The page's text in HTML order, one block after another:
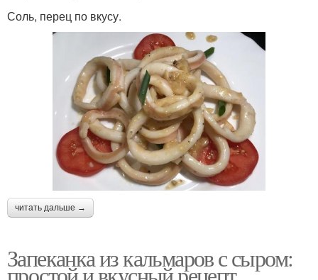
Соль, перец по вкусу.
читать дальше →
Запеканка из кальмаров с сыром: